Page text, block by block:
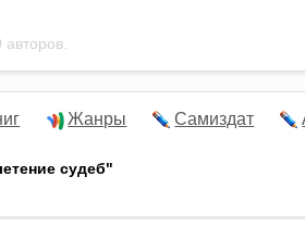
Жанры Самиздат
судеб"